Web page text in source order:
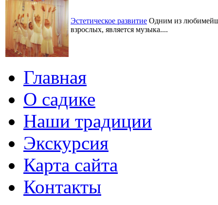
Эстетическое развитие Одним из
взрослых, является музыка....
Главная
О садике
Наши традиции
Экскурсия
Карта сайта
Контакты